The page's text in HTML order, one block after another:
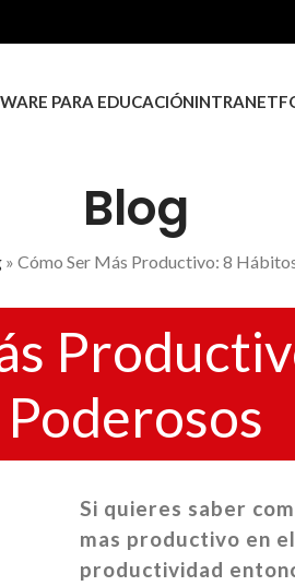
PARA EDUCACIÓNINTRANET
Blog
» Cómo Ser Más Productivo: 8
Poderosos
Si quieres saber
mas productivo en
productividad